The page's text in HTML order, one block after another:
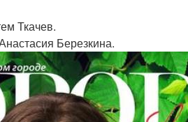
Ткачев.
Березкина.